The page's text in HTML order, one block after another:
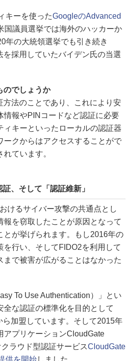
キーを使ったGoogleのAdvanced
国議員選挙では海外のハッカーか
年の大統領選挙でも引き続き
採用していたバイデン氏の当選
のでしょうか
法のことであり、これにより安
報やPINコードなど認証に必要
キーといったローカルの認証器
ークからはアクセスすることがで
ています。
、そして「認証維新」
けるサイバー攻撃の共通点とし
を窃取したことが原因となって
とが挙げられます。もし2016年の
行い、そしてFIDO2を利用して
で被害が広がることはなかった
To Use Authentication）」とい
な認証の標準化を目的として
加盟しています。そして2015年
アプリケーションCloudGate
ラウド型認証サービスCloudGate
供を開始しました。